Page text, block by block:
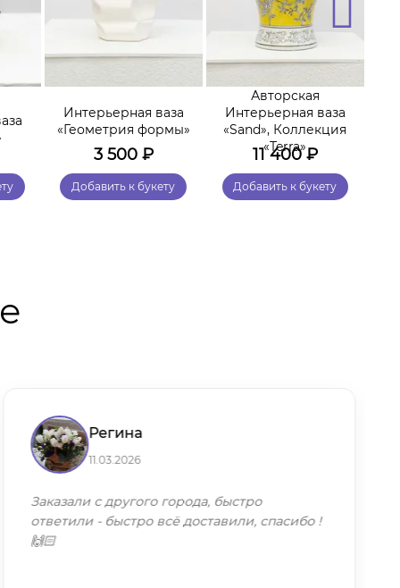
Интерьерная ваза
«Геометрия формы»
3 500₽
Добавить к букету
Авторская
Интерьерная ваза
«Sand», Коллекция
«Terra»
11 400₽
Добавить к букету
Регина
11.03.2026
Заказали с другого города, быстро
ответили - быстро всё доставили, спасибо !
🙌🏻